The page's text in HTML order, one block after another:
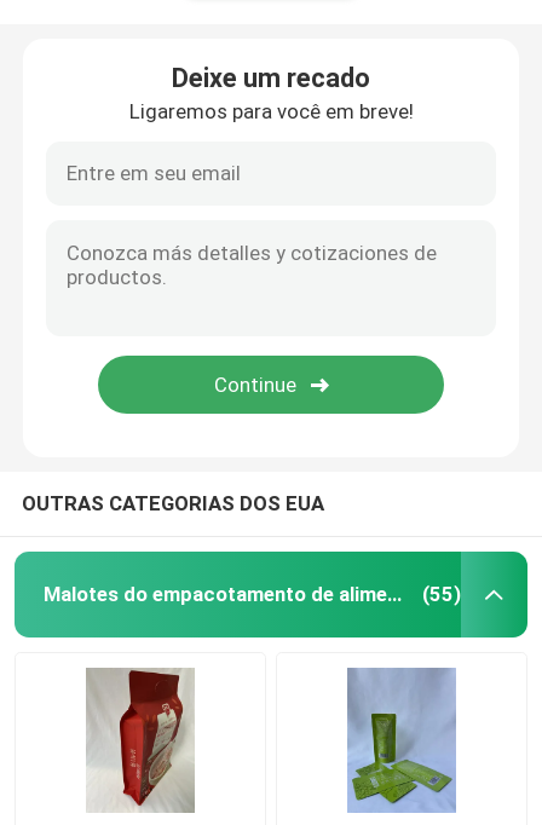
Deixe um recado
Ligaremos para você em breve!
OUTRAS CATEGORIAS DOS EUA
Malotes do empacotamento de alimento (55)